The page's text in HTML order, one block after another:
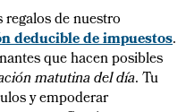
de nuestro
deducible de impuestos.
que hacen posibles
matutina del día. Tu
y empoderar